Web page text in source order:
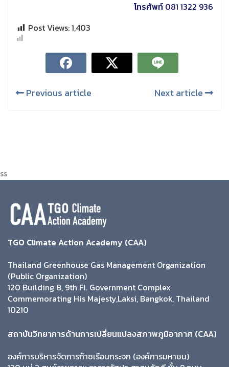
โทรศัพท์ 081 1322 936
Post Views:1,403
Previous article Next article
ss
TGO Climate Action Academy (CAA)
Thailand Greenhouse Gas Management Organization
(Public Organization)
120 Building B, 9th Fl. Government Complex
Commemorating His Majesty,Laksi, Bangkok, Thailand
10210
สถาบันวิทยาการด้านการเปลี่ยนแปลงสภาพภูมิอากาศ (CAA)
องค์การบริหารจัดการก๊าซเรือนกระจก (องค์การมหาชน)